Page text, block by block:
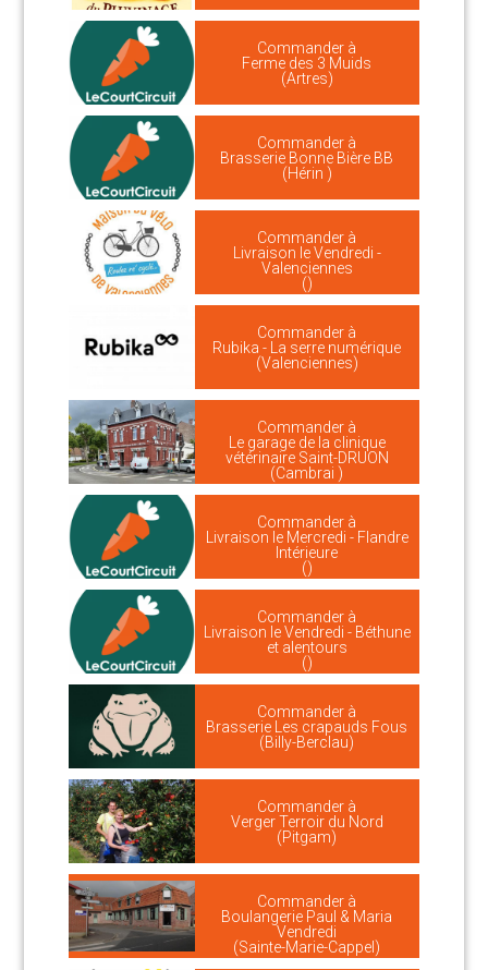
Commander à
Ferme des 3 Muids
(Artres)
Commander à
Brasserie Bonne Bière BB
(Hérin )
Commander à
Livraison le Vendredi -
Valenciennes
()
Commander à
Rubika - La serre numérique
(Valenciennes)
Commander à
Le garage de la clinique
vétérinaire Saint-DRUON
(Cambrai )
Commander à
Livraison le Mercredi - Flandre
Intérieure
()
Commander à
Livraison le Vendredi - Béthune
et alentours
()
Commander à
Brasserie Les crapauds Fous
(Billy-Berclau)
Commander à
Verger Terroir du Nord
(Pitgam)
Commander à
Boulangerie Paul & Maria
Vendredi
(Sainte-Marie-Cappel)